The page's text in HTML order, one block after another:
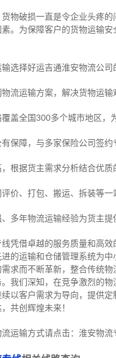
物破损一直是令企业头疼
。为保障客户的货物运输
选择好运吉通淮安物流公司
流运输方案，解决货物运输
盖全国300多个城市地区，
保障，与多家保险公司签
根据货主需求分析结合优质
价、打包、搬运、拆装等一
多年物流运输经验为货主
凭借卓越的服务质量和高效
的运输和仓储管理系统为
求而不断革新，整合传统
我们深知，在竞争激烈的物
以客户需求为导向，提供
共创辉煌未来！
运输方式请点击：淮安物流